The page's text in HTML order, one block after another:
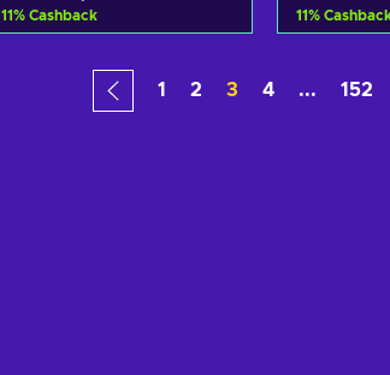
11% Cashback
Adicionar ao carrinho
Consultar ofertas
11%
1 2 3 4 ... 152